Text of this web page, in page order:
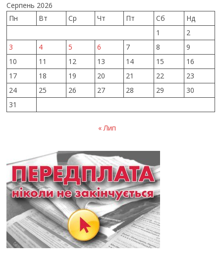
Серпень 2026
Пн
Вт Ср Чт Пт Сб
Нд
1
2
3
4 5 6 7 8
9
10
11 12 13 14 15
16
17
18 19 20 21 22
23
24
25 26 27 28 29
30
31
« Лип